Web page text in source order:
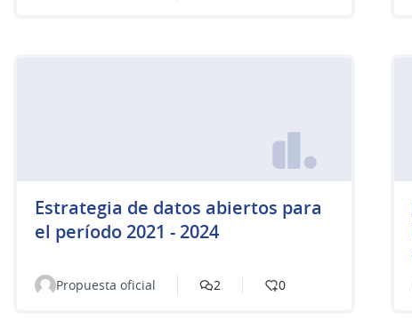
Estrategia de datos abiertos para
el período 2021 - 2024
Propuesta oficial 2 0